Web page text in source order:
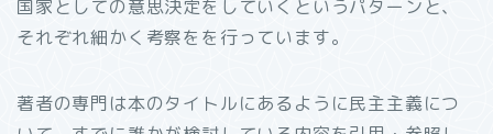
国家としての意思決定をしていくというパターンと、
それぞれ細かく考察をを行っています。
著者の専門は本のタイトルにあるように民主主義につ